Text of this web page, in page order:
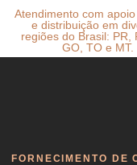
Atendimento com
e distribuição em
regiões do Brasil: PR,
GO, TO e MT.
FORNECIMENTO DE